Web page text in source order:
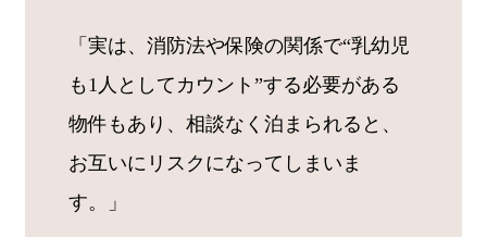
「実は、消防法や保険の関係で“乳幼児
も1人としてカウント”する必要がある
物件もあり、相談なく泊まられると、
お互いにリスクになってしまいま
す。」